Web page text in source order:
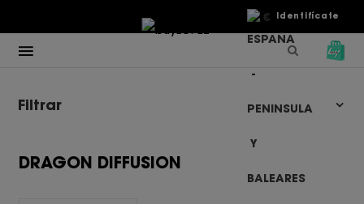
Identifícate
€
DRAGON DIFFUSION
Filtrar